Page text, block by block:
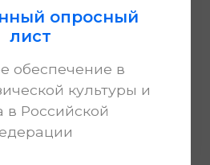
опросный
лист
обеспечение в
культуры и
в Российской